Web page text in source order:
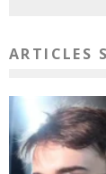
ARTICLES